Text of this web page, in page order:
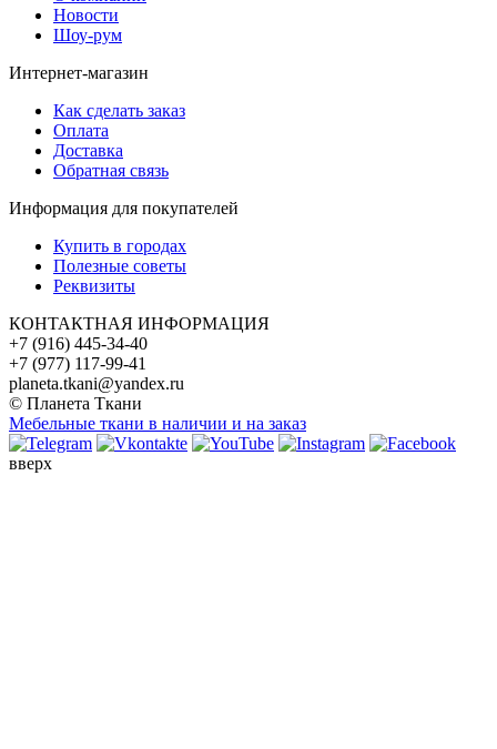
Новости
Шоу-рум
Интернет-магазин
Как сделать заказ
Оплата
Доставка
Обратная связь
Информация для покупателей
Купить в городах
Полезные советы
Реквизиты
КОНТАКТНАЯ ИНФОРМАЦИЯ
+7 (916) 445-34-40
+7 (977) 117-99-41
planeta.tkani@yandex.ru
© Планета Ткани
Мебельные ткани в наличии и на заказ
вверх